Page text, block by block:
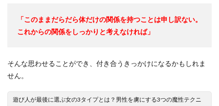
「このままだらだら体だけの関係を持つことは申し訳ない。
これからの関係をしっかりと考えなければ」
そんな思わせることができ、付き合うきっかけになるかもしれま
せん。
遊び人が最後に選ぶ女の3タイプとは？男性を虜にする3つの魔性テクニ